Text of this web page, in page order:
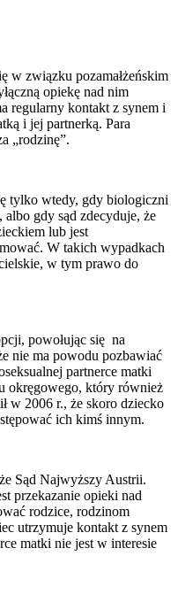
w związku pozamałżeńskim
opiekę nad nim
regularny kontakt z synem i
i jej partnerką. Para
„rodzinę”.
tylko wtedy, gdy biologiczni
gdy sąd zdecyduje, że
lub jest
W takich wypadkach
w tym prawo do
powołując się na
nie ma powodu pozbawiać
partnerce matki
okręgowego, który również
w 2006 r., że skoro dziecko
ich kimś innym.
Sąd Najwyższy Austrii.
przekazanie opieki nad
rodzice, rodzinom
utrzymuje kontakt z synem
matki nie jest w interesie